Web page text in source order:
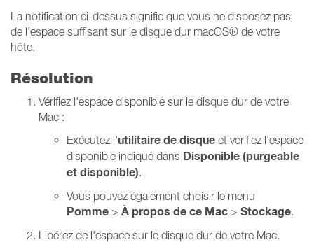
La notification ci-dessus signifie que vous ne disposez pas
de l'espace suffisant sur le disque dur macOS® de votre
hôte.
Résolution
Vérifiez l'espace disponible sur le disque dur de votre
Mac :
Exécutez l'utilitairede disque et vérifiez l'espace
disponible indiqué dans Disponible (purgeable
et disponible).
Vous pouvez également choisir le menu
Pomme > À propos de ce Mac > Stockage.
Libérez de l'espace sur le disque dur de votre Mac.